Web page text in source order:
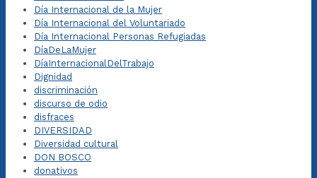
Día Internacional de la Mujer
Día Internacional del Voluntariado
Día Internacional Personas Refugiadas
DíaDeLaMujer
DíaInternacionalDelTrabajo
Dignidad
discriminación
discurso de odio
disfraces
DIVERSIDAD
Diversidad cultural
DON BOSCO
donativos